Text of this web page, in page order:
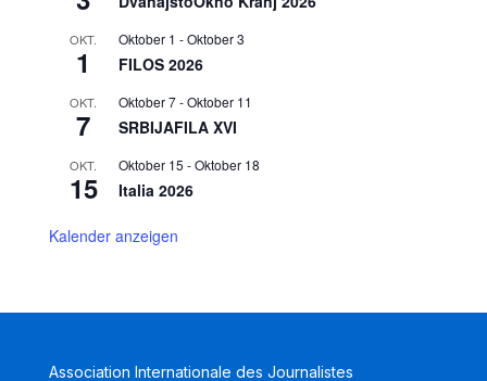
OKT.
1
Oktober 1 -Oktober 3
FILOS 2026
OKT.
7
Oktober 7-Oktober 11
SRBIJAFILA XVI
OKT.
15
Oktober 15 -Oktober 18
Italia 2026
Kalender anzeigen
Association Internationale des Journalistes